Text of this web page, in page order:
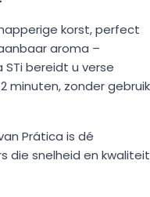
korst, perfect
aroma –
bereidt u verse
minuten, zonder gebruik
Prática is dé
die snelheid en kwaliteit